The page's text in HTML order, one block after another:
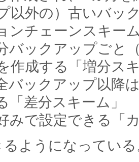
以外の）古いバッ
ンチェーンスキー
バックアップごと
作成する「増分ス
バックアップ以降
「差分スキーム」
みで設定できる「
ようになってい